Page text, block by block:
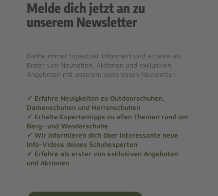
Melde dich jetzt an zu
unserem Newsletter
Bleibe immer topaktuell informiert und erfahre als
Erster von Neuheiten, Aktionen und exklusiven
Angeboten mit unserem kostenlosen Newsletter.
✓ Erfahre Neuigkeiten zu Outdoorschuhen,
Damenschuhen und Herrenschuhen
✓ Erhalte Expertentipps zu allen Themen rund um
Berg- und Wanderschuhe
✓ Wir informieren dich über interessante neue
Info-Videos deines Schuhexperten
✓ Erfahre als erster von exklusiven Angeboten
und Aktionen